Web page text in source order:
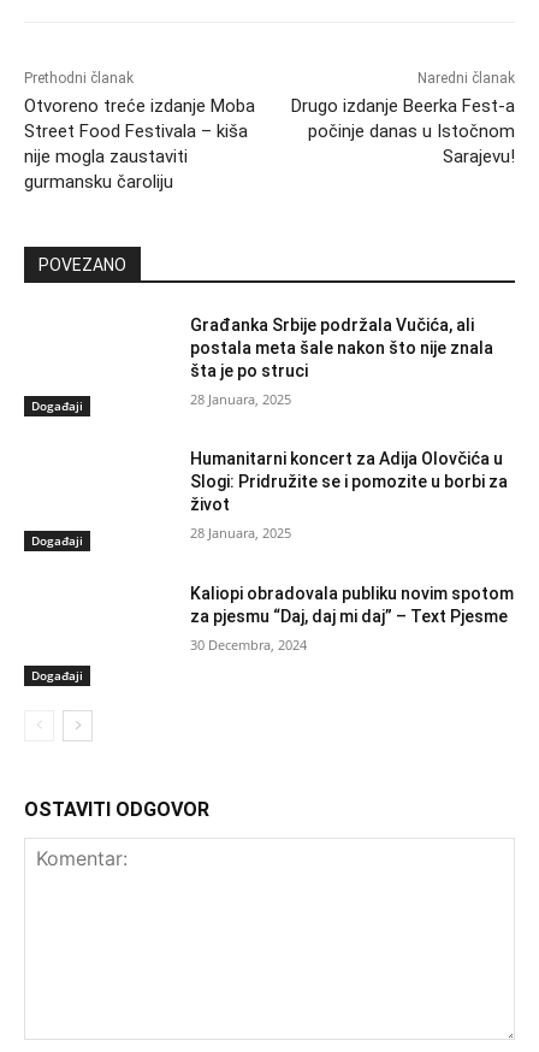
Prethodni članak
Otvoreno treće izdanje Moba
Street Food Festivala – kiša
nije mogla zaustaviti
gurmansku čaroliju
Naredni članak
Drugo izdanje Beerka Fest-a
počinje danas u Istočnom
Sarajevu!
POVEZANO
Događaji
Građanka Srbije podržala Vučića, ali
postala meta šale nakon što nije znala
šta je po struci
28 Januara, 2025
Događaji
Humanitarni koncert za Adija Olovčića u
Slogi: Pridružite se i pomozite u borbi za
život
28 Januara, 2025
Događaji
Kaliopi obradovala publiku novim spotom
za pjesmu “Daj, daj mi daj” – Text Pjesme
30 Decembra, 2024
OSTAVITI ODGOVOR